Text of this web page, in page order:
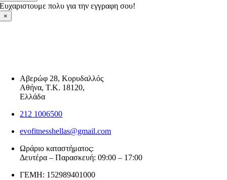
Ευχαριστουμε πολυ για την εγγραφη σου!
×
Αβερώφ 28, Κορυδαλλός
Αθήνα, Τ.Κ. 18120,
Ελλάδα
212 1006500
evofitnesshellas@gmail.com
Ωράριο καταστήματος:
Δευτέρα – Παρασκευή: 09:00 – 17:00
ΓΕΜΗ: 152989401000